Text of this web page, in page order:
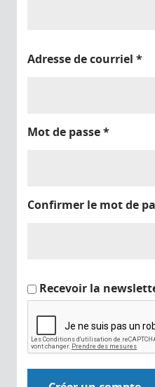
Adresse de courriel *
Mot de passe*
Confirmer le mot de
Recevoir la